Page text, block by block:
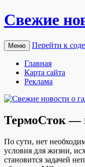
Свежие
Меню Перейти к
Главная
Карта сайта
Реклама
ТермоСток —
Пo сути, нeт
условия для жизни,
становится задачей